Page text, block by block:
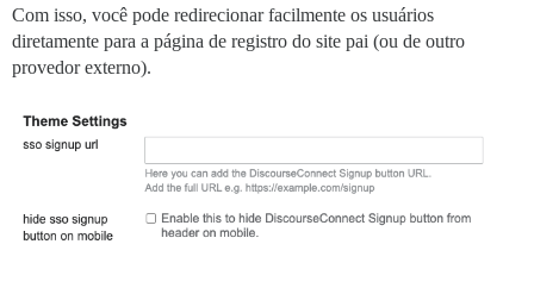
Com isso, você pode redirecionar facilmente os usuários
diretamente para a página de registro do site pai (ou de outro
provedor externo).